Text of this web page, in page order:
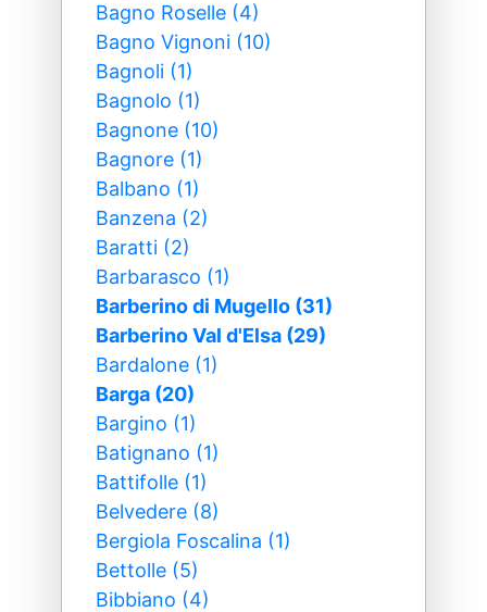
Bagno Roselle (4)
Bagno Vignoni (10)
Bagnoli (1)
Bagnolo (1)
Bagnone (10)
Bagnore (1)
Balbano (1)
Banzena (2)
Baratti (2)
Barbarasco (1)
Barberino di Mugello (31)
Barberino Val d'Elsa (29)
Bardalone (1)
Barga (20)
Bargino (1)
Batignano (1)
Battifolle (1)
Belvedere (8)
Bergiola Foscalina (1)
Bettolle (5)
Bibbiano (4)